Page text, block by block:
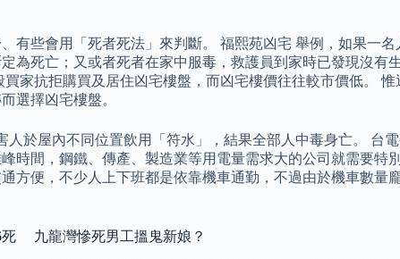
有些會用「死者死法」來判斷。 福熙苑凶宅 舉例，如果一
為死亡；又或者死者在家中服毒，救護員到家時已發現沒有
家抗拒購買及居住凶宅樓盤，而凶宅樓價往往較市價低。
選擇凶宅樓盤。
人於屋內不同位置飲用「符水」，結果全部人中毒身亡。 台
時間，鋼鐵、傳產、製造業等用電量需求大的公司就需要特
方便，不少人上下班都是依靠機車通勤，不過由於機車數量
死 九龍灣慘死男工搵鬼新娘？